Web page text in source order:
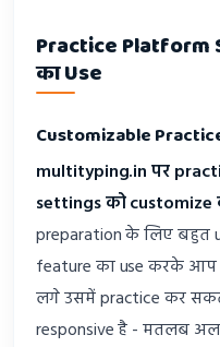
Practice Platform
का Use
Customizable
multityping.in पर
settings को
preparation के लिए बहुत
feature का use करके आप
लगे उसमें practice कर
responsive है - मतलब